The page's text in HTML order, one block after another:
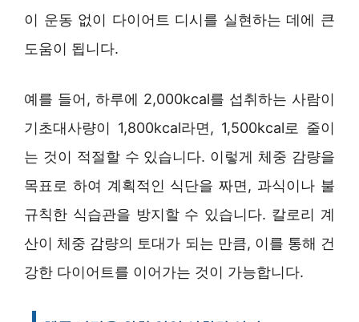
이 운동 없이 다이어트 디시를 실현하는 데에 큰
도움이 됩니다.
예를 들어, 하루에 2,000kcal를 섭취하는 사람이
기초대사량이 1,800kcal라면, 1,500kcal로 줄이
는 것이 적절할 수 있습니다. 이렇게 체중 감량을
목표로 하여 계획적인 식단을 짜면, 과식이나 불
규칙한 식습관을 방지할 수 있습니다. 칼로리 계
산이 체중 감량의 토대가 되는 만큼, 이를 통해 건
강한 다이어트를 이어가는 것이 가능합니다.